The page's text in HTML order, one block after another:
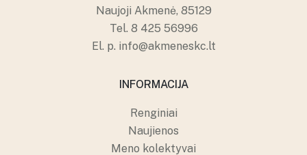
Naujoji Akmenė, 85129
Tel. 8 425 56996
El. p. info@akmeneskc.lt
INFORMACIJA
Renginiai
Naujienos
Meno kolektyvai